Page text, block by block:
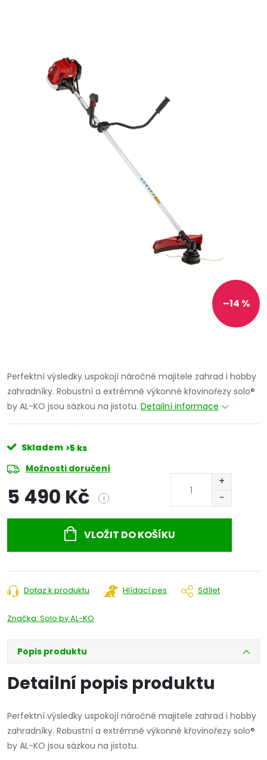
–14 %
Perfektní výsledky uspokojí náročné majitele zahrad i hobby
zahradníky. Robustní a extrémně výkonné křovinořezy solo®
by AL-KO jsou sázkou na jistotu. Detailní informace
Skladem >5 ks
Možnosti doručení
5 490 Kč i
VLOŽIT DO KOŠÍKU
Dotaz k produktu Hlídací pes Sdílet
Značka: Solo by AL-KO
Popis produktu
Detailní popis produktu
Perfektní výsledky uspokojí náročné majitele zahrad i hobby
zahradníky. Robustní a extrémně výkonné křovinořezy solo®
by AL-KO jsou sázkou na jistotu.